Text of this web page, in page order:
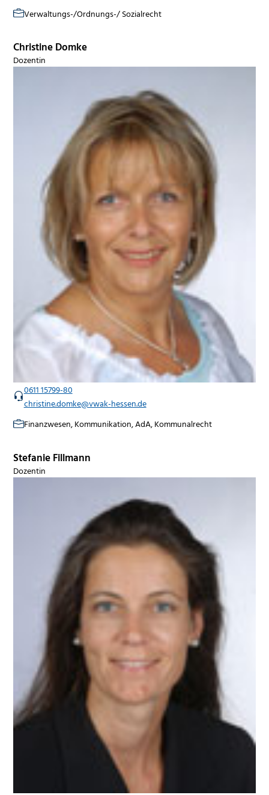
Verwaltungs-/Ordnungs-/ Sozialrecht
Christine Domke
Dozentin
0611 15799-80
christine.domke@vwak-hessen.de
Finanzwesen, Kommunikation, AdA, Kommunalrecht
Stefanie Fillmann
Dozentin